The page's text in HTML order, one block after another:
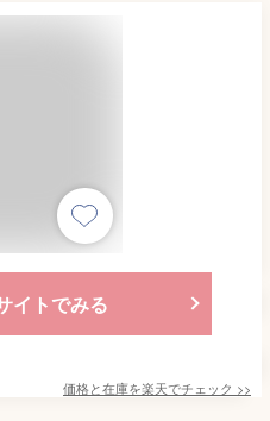
イトでみる
価格と在庫を楽天でチェック >>